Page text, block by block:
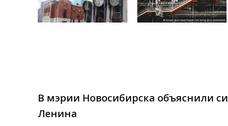
В мэрии Новосибирска объяснили
Ленина